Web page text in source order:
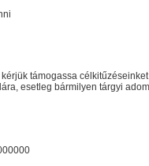
támogassa
esetleg bármilyen tárgyi